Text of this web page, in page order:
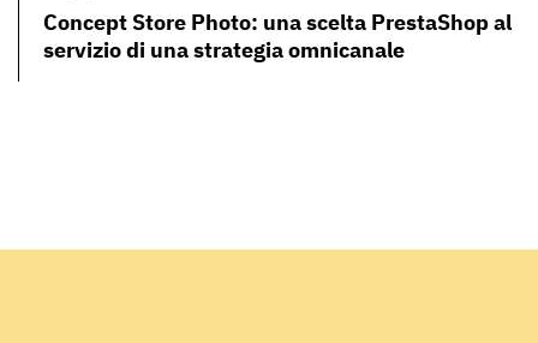
Concept Store Photo: una scelta PrestaShop al
servizio di una strategia omnicanale